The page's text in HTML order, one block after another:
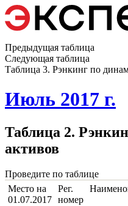
Предыдущая таблица
Следующая таблица
Таблица 3. Рэнкинг по
Июль 2017 г.
Таблица 2.
активов
Проведите по таблице
Место на
01.07.2017
Рег.
номер